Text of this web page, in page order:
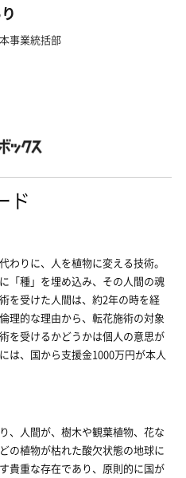
事業統括部
ド
わりに、人を植物に変える技術。
「種」を埋め込み、その人間の魂
を受けた人間は、約2年の時を経
理的な理由から、転花施術の対象
を受けるかどうかは個人の意思が
は、国から支援金1000万円が本人
、人間が、樹木や観葉植物、花な
の植物が枯れた酸欠状態の地球に
貴重な存在であり、原則的に国が